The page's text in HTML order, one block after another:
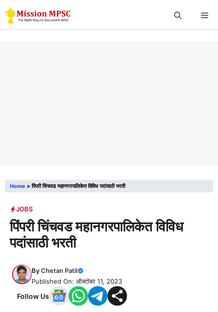
Skip
to
Home »पिंपरी चिंचवड महानगरपालिकेत विविध पदांसाठी भरती
JOBS
पिंपरी चिंचवड महानगरपालिकेत विविध
पदांसाठी भरती
ByChetan Patil
Published On: ऑक्टोबर 11, 2023
Follow Us